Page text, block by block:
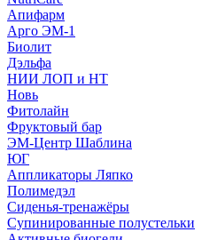
Апифарм
Арго ЭМ-1
Биолит
Дэльфа
НИИ ЛОП и НТ
Новь
Фитолайн
Фруктовый бар
ЭМ-Центр Шаблина
ЮГ
Аппликаторы Ляпко
Полимедэл
Сиденья-тренажёры
Супинированные полустельки